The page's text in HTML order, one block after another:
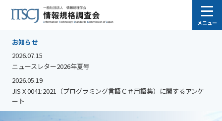
メニュー
お知らせ
2026.07.15
ニュースレター2026年夏号
2026.05.19
JIS X 0041:2021（プログラミング言語Ｃ＃用語集）に関するアンケ
ート